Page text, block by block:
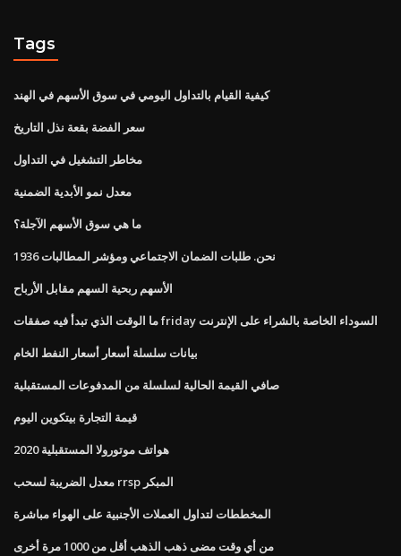
Tags
كيفية القيام بالتداول اليومي في سوق الأسهم في الهند
سعر الفضة بقعة نذل التاريخ
مخاطر التشغيل في التداول
معدل نمو الأبدية الضمنية
ما هي سوق الأسهم الآجلة؟
نحن. طلبات الضمان الاجتماعي ومؤشر المطالبات 1936
الأسهم ربحية السهم مقابل الأرباح
ما الوقت الذي تبدأ فيه صفقات friday السوداء الخاصة بالشراء على الإنترنت
بيانات سلسلة أسعار أسعار النفط الخام
صافي القيمة الحالية لسلسلة من المدفوعات المستقبلية
قيمة التجارة بيتكوين اليوم
هواتف موتورولا المستقبلية 2020
معدل الضريبة لسحب rrsp المبكر
المخططات لتداول العملات الأجنبية على الهواء مباشرة
من أي وقت مضى ذهب الذهب أقل من 1000 مرة أخرى